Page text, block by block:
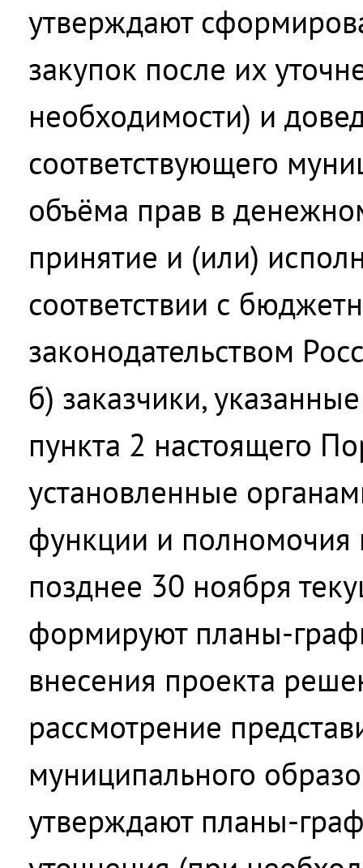
утверждают
закупок после их
необходимости) и
соответствующего
объёма прав в
принятие и (или)
соответствии с
законодательством
б) заказчики,
пункта 2 настоящего
установленные
функции и полномочия
позднее 30 ноября
формируют планы-
внесения проекта
рассмотрение
муниципального
утверждают планы-